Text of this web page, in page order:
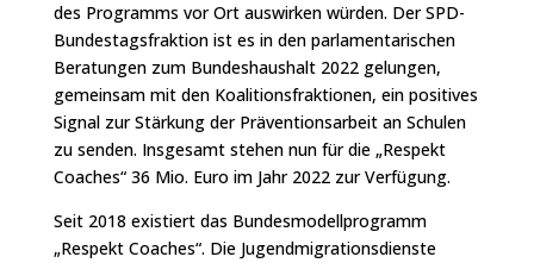
des Programms vor Ort auswirken würden. Der SPD-
Bundestagsfraktion ist es in den parlamentarischen
Beratungen zum Bundeshaushalt 2022 gelungen,
gemeinsam mit den Koalitionsfraktionen, ein positives
Signal zur Stärkung der Präventionsarbeit an Schulen
zu senden. Insgesamt stehen nun für die „Respekt
Coaches“ 36 Mio. Euro im Jahr 2022 zur Verfügung.
Seit 2018 existiert das Bundesmodellprogramm
„Respekt Coaches“. Die Jugendmigrationsdienste